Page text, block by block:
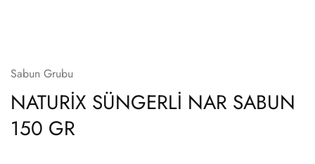
Sabun Grubu
NATURİX SÜNGERLİ NAR SABUN
150 GR